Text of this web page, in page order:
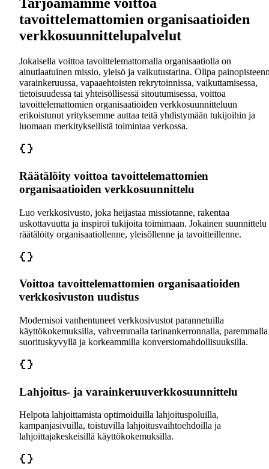
tavoittelemattomien organisaatioiden
verkkosuunnittelupalvelut
Jokaisella voittoa tavoittelemattomalla organisaatiolla on
ainutlaatuinen missio, yleisö ja vaikutustarina. Olipa
varainkeruussa, vapaaehtoisten rekrytoinnissa, vaikuttamisessa,
tietoisuudessa tai yhteisöllisessä sitoutumisessa, voittoa
tavoittelemattomien organisaatioiden verkkosuunnitteluun
erikoistunut yrityksemme auttaa teitä yhdistymään tukijoihin ja
luomaan merkityksellistä toimintaa verkossa.
Räätälöity voittoa tavoittelemattomien
organisaatioiden verkkosuunnittelu
Luo verkkosivusto, joka heijastaa missiotanne, rakentaa
uskottavuutta ja inspiroi tukijoita toimimaan. Jokainen suunnittelu
räätälöity organisaatiollenne, yleisöllenne ja tavoitteillenne.
Voittoa tavoittelemattomien organisaatioiden
verkkosivuston uudistus
Modernisoi vanhentuneet verkkosivustot parannetuilla
käyttökokemuksilla, vahvemmalla tarinankerronnalla, paremmalla
suorituskyvyllä ja korkeammilla konversiomahdollisuuksilla.
Lahjoitus- ja varainkeruuverkkosuunnittelu
Helpota lahjoittamista optimoiduilla lahjoituspoluilla,
kampanjasivuilla, toistuvilla lahjoitusvaihtoehdoilla ja
lahjoittajakeskeisillä käyttökokemuksilla.